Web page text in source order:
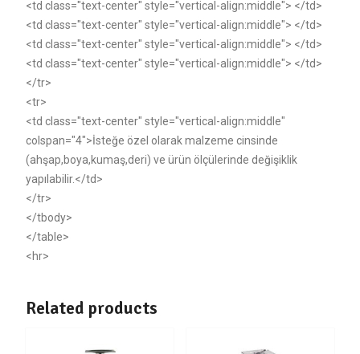
<td class="text-center" style="vertical-align:middle"> </td>
<td class="text-center" style="vertical-align:middle"> </td>
<td class="text-center" style="vertical-align:middle"> </td>
<td class="text-center" style="vertical-align:middle"> </td>
</tr>
<tr>
<td class="text-center" style="vertical-align:middle"
colspan="4">İsteğe özel olarak malzeme cinsinde
(ahşap,boya,kumaş,deri) ve ürün ölçülerinde değişiklik
yapılabilir.</td>
</tr>
</tbody>
</table>
<hr>
Related products